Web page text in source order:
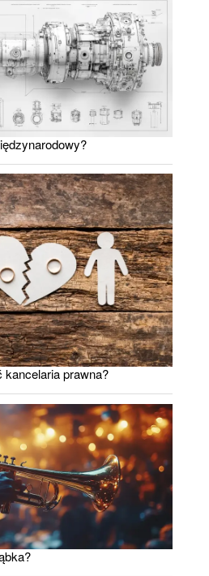
prawna?